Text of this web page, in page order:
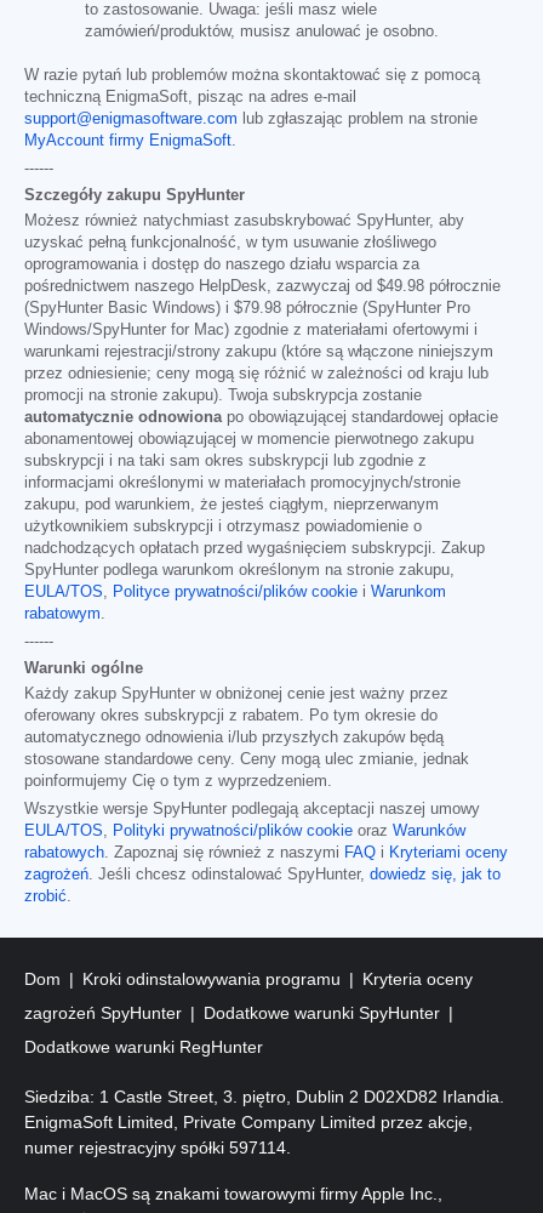
to zastosowanie. Uwaga: jeśli masz wiele
zamówień/produktów, musisz anulować je osobno.
W razie pytań lub problemów można skontaktować się z pomocą
techniczną EnigmaSoft, pisząc na adres e-mail
support@enigmasoftware.com lub zgłaszając problem na stronie
MyAccount firmy EnigmaSoft.
------
Szczegóły zakupu SpyHunter
Możesz również natychmiast zasubskrybować SpyHunter, aby
uzyskać pełną funkcjonalność, w tym usuwanie złośliwego
oprogramowania i dostęp do naszego działu wsparcia za
pośrednictwem naszego HelpDesk, zazwyczaj od $49.98 półrocznie
(SpyHunter Basic Windows) i $79.98 półrocznie (SpyHunter Pro
Windows/SpyHunter for Mac) zgodnie z materiałami ofertowymi i
warunkami rejestracji/strony zakupu (które są włączone niniejszym
przez odniesienie; ceny mogą się różnić w zależności od kraju lub
promocji na stronie zakupu). Twoja subskrypcja zostanie
automatycznie odnowionapo obowiązującej standardowej opłacie
abonamentowej obowiązującej w momencie pierwotnego zakupu
subskrypcji i na taki sam okres subskrypcji lub zgodnie z
informacjami określonymi w materiałach promocyjnych/stronie
zakupu, pod warunkiem, że jesteś ciągłym, nieprzerwanym
użytkownikiem subskrypcji i otrzymasz powiadomienie o
nadchodzących opłatach przed wygaśnięciem subskrypcji. Zakup
SpyHunter podlega warunkom określonym na stronie zakupu,
EULA/TOS, Polityce prywatności/plików cookie i Warunkom
rabatowym.
------
Warunki ogólne
Każdy zakup SpyHunter w obniżonej cenie jest ważny przez
oferowany okres subskrypcji z rabatem. Po tym okresie do
automatycznego odnowienia i/lub przyszłych zakupów będą
stosowane standardowe ceny. Ceny mogą ulec zmianie, jednak
poinformujemy Cię o tym z wyprzedzeniem.
Wszystkie wersje SpyHunter podlegają akceptacji naszej umowy
EULA/TOS, Polityki prywatności/plików cookie oraz Warunków
rabatowych. Zapoznaj się również z naszymi FAQ i Kryteriami oceny
zagrożeń. Jeśli chcesz odinstalować SpyHunter, dowiedz się, jak to
zrobić.
Dom Kroki odinstalowywania programu
Kryteria oceny
zagrożeń SpyHunter
Dodatkowe warunki SpyHunter
Dodatkowe warunki RegHunter
Siedziba: 1 Castle Street, 3. piętro, Dublin 2 D02XD82 Irlandia.
EnigmaSoft Limited, Private Company Limited przez akcje,
numer rejestracyjny spółki 597114.
Mac i MacOS są znakami towarowymi firmy Apple Inc.,